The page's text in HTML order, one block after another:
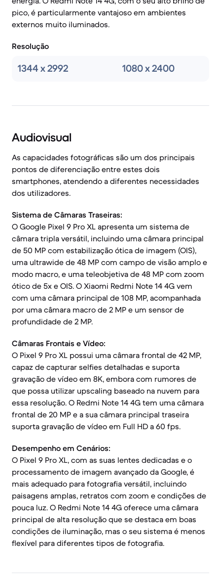
pico, é particularmente vantajoso em ambientes
externos muito iluminados.
Resolução
1344 x 2992 1080 x 2400
Audiovisual
As capacidades fotográficas são um dos principais
pontos de diferenciação entre estes dois
smartphones, atendendo a diferentes necessidades
dos utilizadores.
Sistema de Câmaras Traseiras:
O Google Pixel 9 Pro XL apresenta um sistema de
câmara tripla versátil, incluindo uma câmara principal
de 50 MP com estabilização ótica de imagem (OIS),
uma ultrawide de 48 MP com campo de visão amplo e
modo macro, e uma teleobjetiva de 48 MP com zoom
ótico de 5x e OIS. O Xiaomi Redmi Note 14 4G vem
com uma câmara principal de 108 MP, acompanhada
por uma câmara macro de 2 MP e um sensor de
profundidade de 2 MP.
Câmaras Frontais e Vídeo:
O Pixel 9 Pro XL possui uma câmara frontal de 42 MP,
capaz de capturar selfies detalhadas e suporta
gravação de vídeo em 8K, embora com rumores de
que possa utilizar upscaling baseado na nuvem para
essa resolução. O Redmi Note 14 4G tem uma câmara
frontal de 20 MP e a sua câmara principal traseira
suporta gravação de vídeo em Full HD a 60 fps.
Desempenho em Cenários:
O Pixel 9 Pro XL, com as suas lentes dedicadas e o
processamento de imagem avançado da Google, é
mais adequado para fotografia versátil, incluindo
paisagens amplas, retratos com zoom e condições de
pouca luz. O Redmi Note 14 4G oferece uma câmara
principal de alta resolução que se destaca em boas
condições de iluminação, mas o seu sistema é menos
flexível para diferentes tipos de fotografia.